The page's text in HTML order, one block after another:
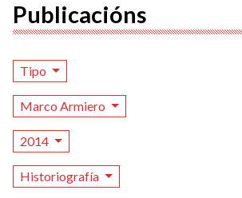
Publicacións
Tipo
Marco Armiero
2014
Historiografía